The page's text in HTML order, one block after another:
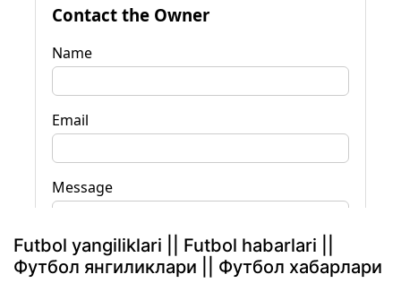
Futbol yangiliklari || Futbol habarlari ||
Футбол янгиликлари || Футбол хабарлари